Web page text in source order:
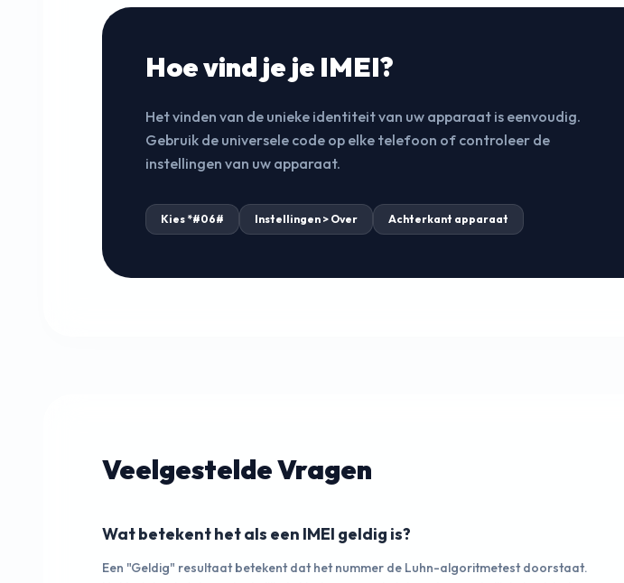
Hoe vind je je IMEI?
Het vinden van de unieke identiteit van uw apparaat is eenvoudig.
Gebruik de universele code op elke telefoon of controleer de
instellingen van uw apparaat.
Kies *#06# Instellingen > Over Achterkant apparaat
Veelgestelde Vragen
Wat betekent het als een IMEI geldig is?
Een "Geldig" resultaat betekent dat het nummer de Luhn-algoritmetest doorstaat.